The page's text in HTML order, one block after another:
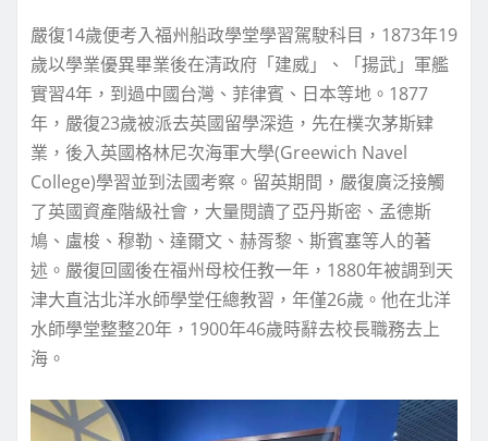
嚴復14歲便考入福州船政學堂學習駕駛科目，1873年19
歲以學業優異畢業後在清政府「建威」、「揚武」軍艦
實習4年，到過中國台灣、菲律賓、日本等地。1877
年，嚴復23歲被派去英國留學深造，先在樸次茅斯肄
業，後入英國格林尼次海軍大學(Greewich Navel
College)學習並到法國考察。留英期間，嚴復廣泛接觸
了英國資產階級社會，大量閱讀了亞丹斯密、孟德斯
鳩、盧梭、穆勒、達爾文、赫胥黎、斯賓塞等人的著
述。嚴復回國後在福州母校任教一年，1880年被調到天
津大直沽北洋水師學堂任總教習，年僅26歲。他在北洋
水師學堂整整20年，1900年46歲時辭去校長職務去上
海。